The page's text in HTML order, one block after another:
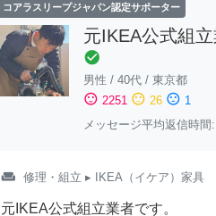
コアラスリープジャパン認定サポーター
元IKEA公式組
check_circle
男性 / 40代/ 東京都
sentiment_satisfied 2251 sentiment_neutral 26 sentiment_dissatisfied 1
メッセージ平均返信時間
weekend 修理・組立 ▸ IKEA（イケア）家具
元IKEA公式組立業者です。